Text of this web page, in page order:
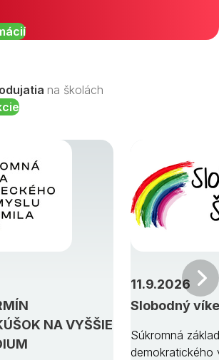
na školách
NA VYŠŠIE
Slobodný
11.9.2026
Súkromná
demokratického